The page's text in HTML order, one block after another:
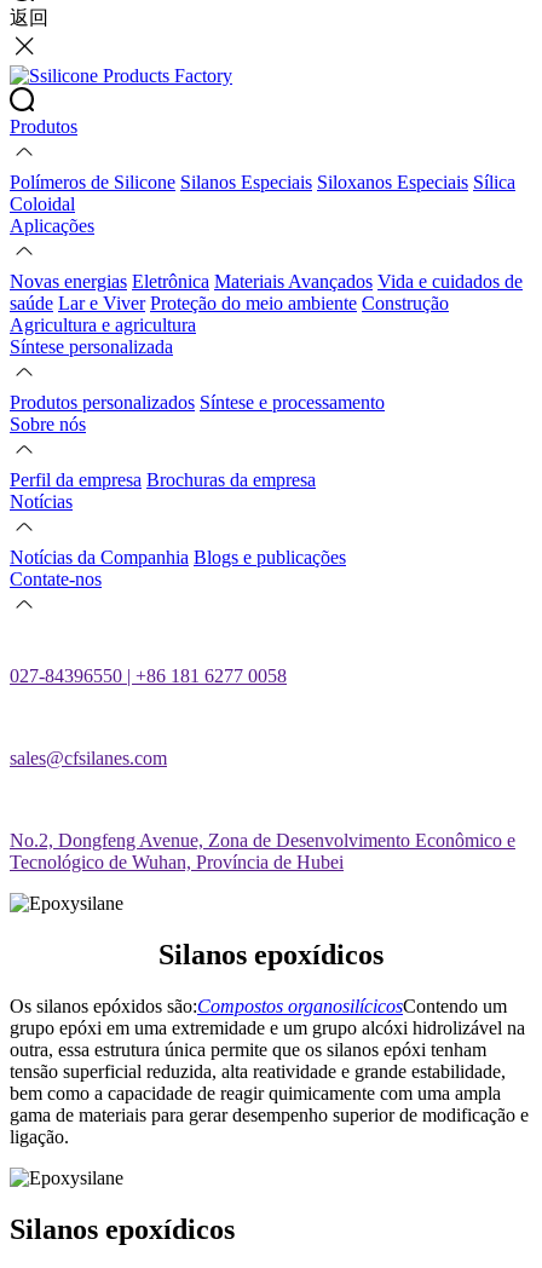
返回
Produtos
Polímeros de Silicone Silanos Especiais Siloxanos Especiais Sílica
Coloidal
Aplicações
Novas energias Eletrônica Materiais Avançados Vida e cuidados de
saúde Lar e Viver Proteção do meio ambiente Construção
Agricultura e agricultura
Síntese personalizada
Produtos personalizados Síntese e processamento
Sobre nós
Perfil da empresa Brochuras da empresa
Notícias
Notícias da Companhia Blogs e publicações
Contate-nos
027-84396550 | +86 181 6277 0058
sales@cfsilanes.com
No.2, Dongfeng Avenue, Zona de Desenvolvimento Econômico e
Tecnológico de Wuhan, Província de Hubei
Silanos epoxídicos
Os silanos epóxidos são:Compostos organosilícicosContendo um
grupo epóxi em uma extremidade e um grupo alcóxi hidrolizável na
outra, essa estrutura única permite que os silanos epóxi tenham
tensão superficial reduzida, alta reatividade e grande estabilidade,
bem como a capacidade de reagir quimicamente com uma ampla
gama de materiais para gerar desempenho superior de modificação e
ligação.
Silanos epoxídicos